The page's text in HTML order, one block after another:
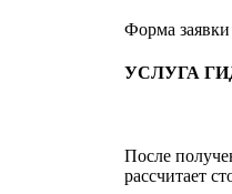
Форма заявки
УСЛУГА
После
рассчитает